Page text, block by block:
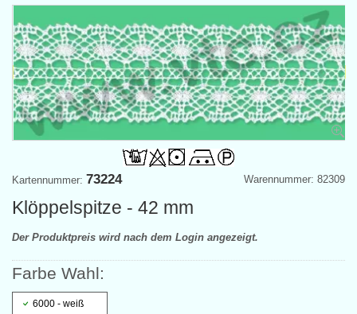
Warennummer: 82309
Kartennummer: 73224
Klöppelspitze - 42 mm
Der Produktpreis wird nach dem Login angezeigt.
Farbe Wahl:
6000 - weiß